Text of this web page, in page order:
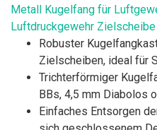
Metall Kugelfang für
Luftdruckgewehr Zielscheibe
Robuster
Zielscheiben, ideal für
Trichterförmiger
BBs, 4,5 mm Diabolos
Einfaches Entsorgen